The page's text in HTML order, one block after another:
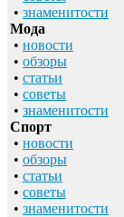
• знаменитости
Мода
• новости
• обзоры
• статьи
• советы
• знаменитости
Спорт
• новости
• обзоры
• статьи
• советы
• знаменитости